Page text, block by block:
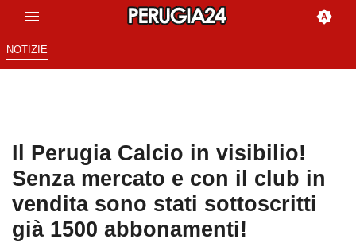
NOTIZIE
Il Perugia Calcio in visibilio!
Senza mercato e con il club in
vendita sono stati sottoscritti
già 1500 abbonamenti!